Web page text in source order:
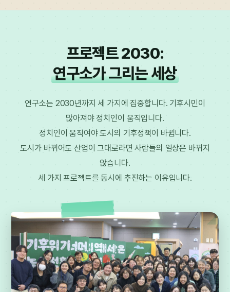
프로젝트 2030:
연구소가 그리는 세상
연구소는 2030년까지 세 가지에 집중합니다. 기후시민이
많아져야 정치인이 움직입니다.
정치인이 움직여야 도시의 기후정책이 바뀝니다.
도시가 바뀌어도 산업이 그대로라면 사람들의 일상은 바뀌지
않습니다.
세 가지 프로젝트를 동시에 추진하는 이유입니다.